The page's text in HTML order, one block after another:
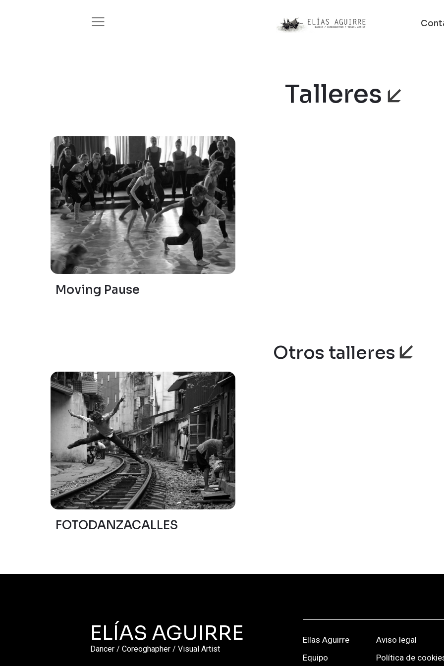
Talleres
Moving Pause
Otros talleres
FOTODANZACALLES
ELÍAS AGUIRRE
Dancer / Coreoghapher / Visual Artist
Elías Aguirre
Equipo
Aviso legal
Política de